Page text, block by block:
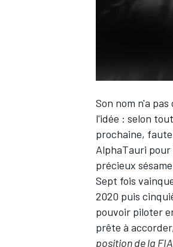
Son nom n'a
l'idée : selon
prochaine,
AlphaTauri
précieux
Sept fois
2020 puis
pouvoir piloter
prête à
position de la